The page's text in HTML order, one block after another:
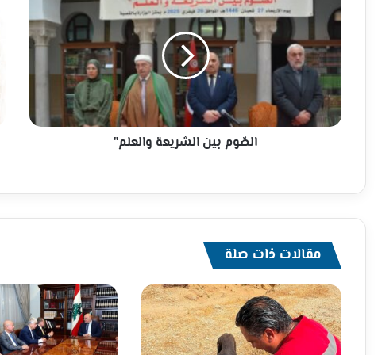
بين
الشريعة
والعلم"
الصّوم بين الشريعة والعلم"
مقالات ذات صلة